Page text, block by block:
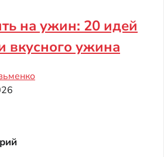
на ужин: 20 идей
вкусного ужина